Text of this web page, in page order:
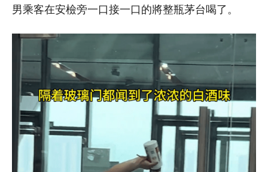
男乘客在安檢旁一口接一口的將整瓶茅台喝了。